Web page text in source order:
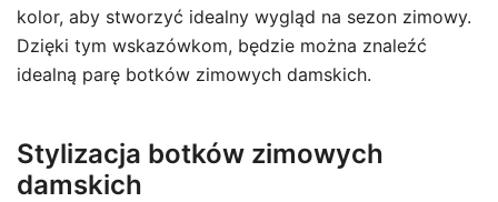
kolor, aby stworzyć idealny wygląd na sezon zimowy.
Dzięki tym wskazówkom, będzie można znaleźć
idealną parę botków zimowych damskich.
Stylizacja botków zimowych
damskich